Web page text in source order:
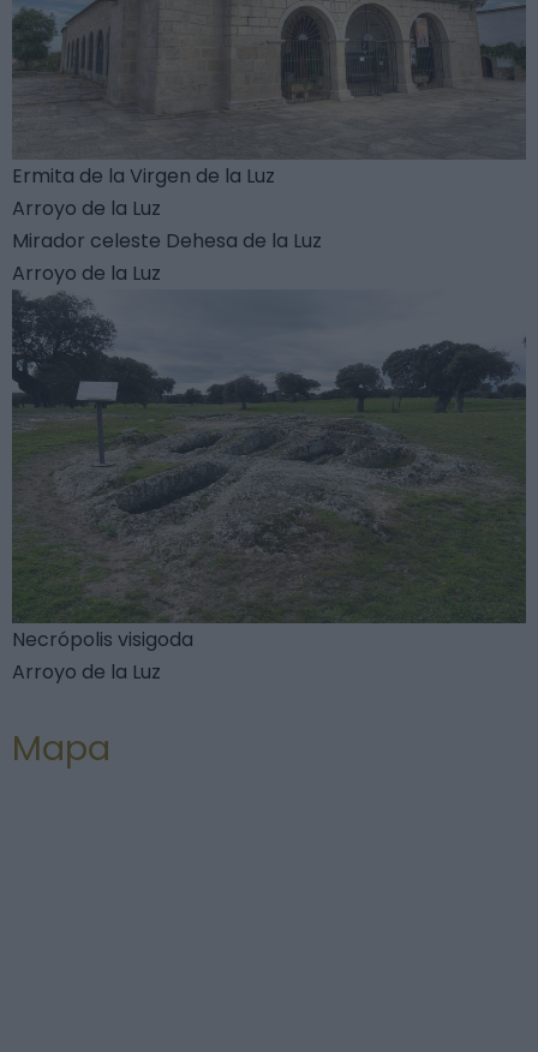
Ermita de la Virgen de la Luz
Arroyo de la Luz
Mirador celeste Dehesa de la Luz
Arroyo de la Luz
Necrópolis visigoda
Arroyo de la Luz
Mapa